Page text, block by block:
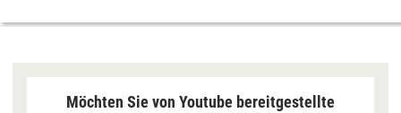
Möchten Sie von Youtube bereitgestellte